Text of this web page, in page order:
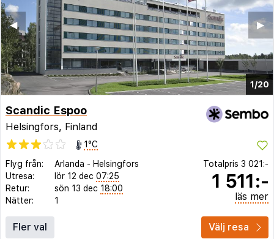
1/20
▶︎
◀︎
Scandic Espoo
Helsingfors, Finland
1°C
Flyg från:
Arlanda - Helsingfors
Utresa:
lör 12 dec 07:25
Retur:
sön 13 dec 18:00
Nätter:
1
Totalpris 3 021:-
1 511:-
läs mer
Fler val Välj resa